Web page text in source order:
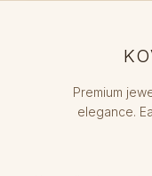
Premium
elegance.